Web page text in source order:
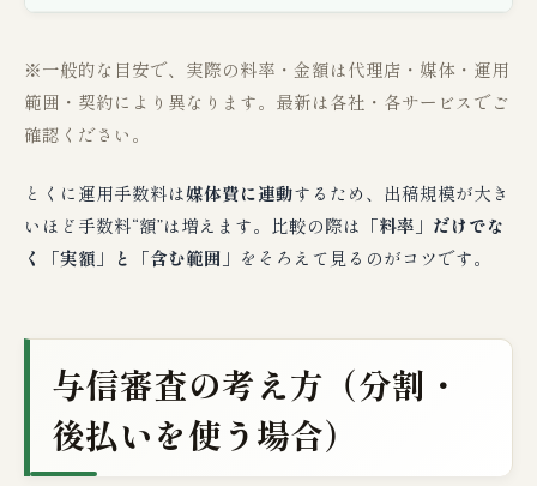
※一般的な目安で、実際の料率・金額は代理店・媒体・運用
範囲・契約により異なります。最新は各社・各サービスでご
確認ください。
とくに運用手数料は媒体費に連動するため、出稿規模が大き
いほど手数料“額”は増えます。比較の際は 「料率」だけでな
く「実額」と「含む範囲」 をそろえて見るのがコツです。
与信審査の考え方（分割・
後払いを使う場合）